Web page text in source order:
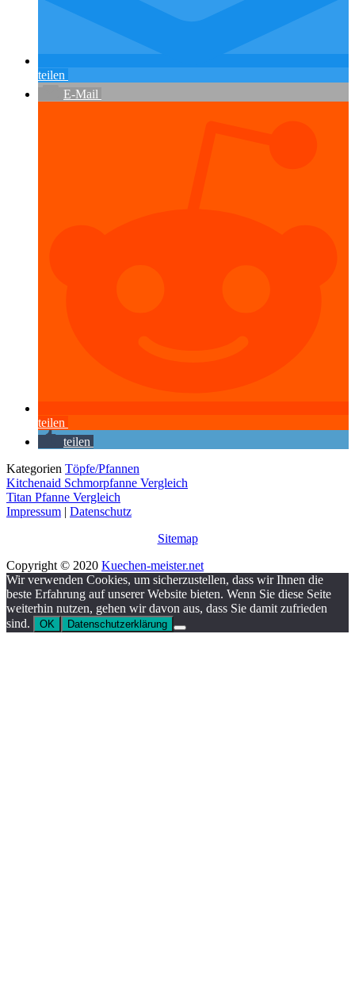
teilen
E-Mail
teilen
teilen
Kategorien Töpfe/Pfannen
Kitchenaid Schmorpfanne Vergleich
Titan Pfanne Vergleich
Impressum | Datenschutz
Sitemap
Copyright © 2020 Kuechen-meister.net
Wir verwenden Cookies, um sicherzustellen, dass wir Ihnen die
beste Erfahrung auf unserer Website bieten. Wenn Sie diese Seite
weiterhin nutzen, gehen wir davon aus, dass Sie damit zufrieden
sind.
OK Datenschutzerklärung